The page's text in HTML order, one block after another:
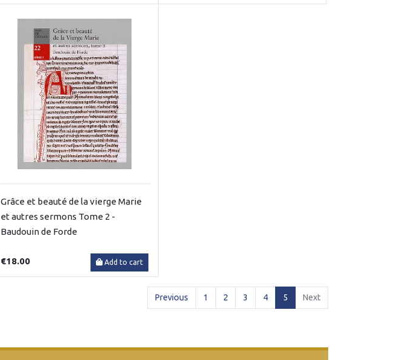
Grâce et beauté de la vierge Marie
et autres sermons Tome 2 -
Baudouin de Forde
€18.00 Add to cart
Previous 1 2 3 4 5 (current)
Next